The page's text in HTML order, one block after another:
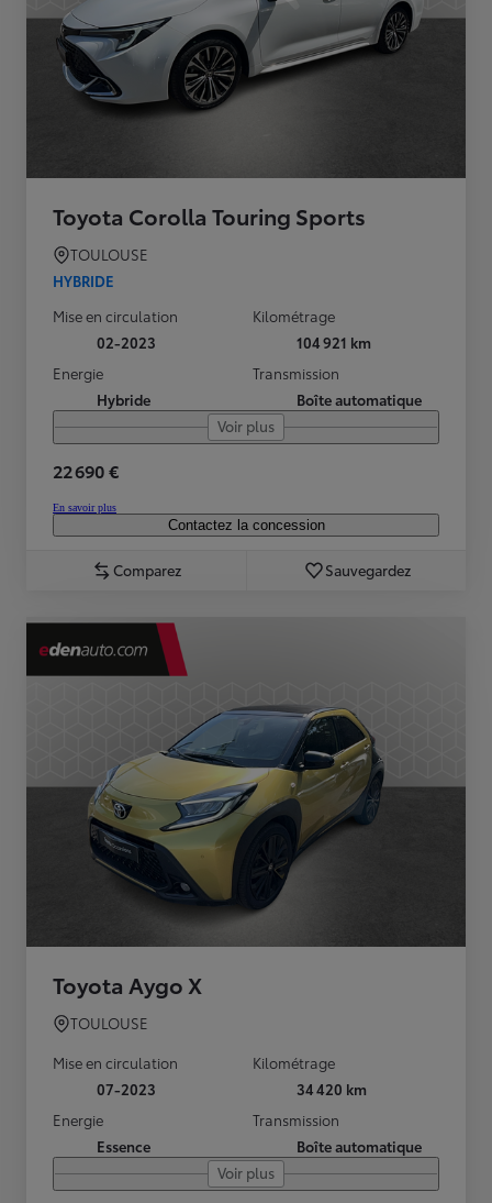
Toyota Corolla Touring Sports
TOULOUSE
HYBRIDE
Mise en circulation
02-2023
Kilométrage
104 921 km
Energie
Hybride
Transmission
Boîte automatique
Voir plus
22 690 €
En savoir plus
Contactez la concession
Comparez Sauvegardez
Toyota Aygo X
TOULOUSE
Mise en circulation
07-2023
Kilométrage
34 420 km
Energie
Essence
Transmission
Boîte automatique
Voir plus